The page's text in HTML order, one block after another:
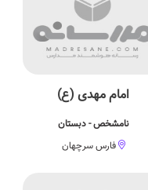
امام مهدی (ع)
نامشخص - دبستان
فارس سرچهان